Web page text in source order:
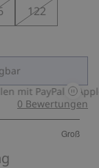
122
mit PayPal & Apple
Groß
0 Bewertungen